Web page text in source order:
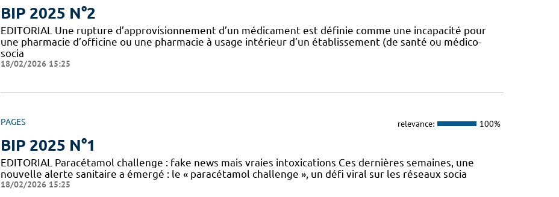
BIP 2025 N°2
EDITORIAL Une rupture d’approvisionnement d’un médicament est définie comme une incapacité pour
une pharmacie d’officine ou une pharmacie à usage intérieur d’un établissement (de santé ou médico-
socia
18/02/2026 15:25
PAGES relevance: 100%
BIP 2025 N°1
EDITORIAL Paracétamol challenge : fake news mais vraies intoxications Ces dernières semaines, une
nouvelle alerte sanitaire a émergé : le « paracétamol challenge », un défi viral sur les réseaux socia
18/02/2026 15:25